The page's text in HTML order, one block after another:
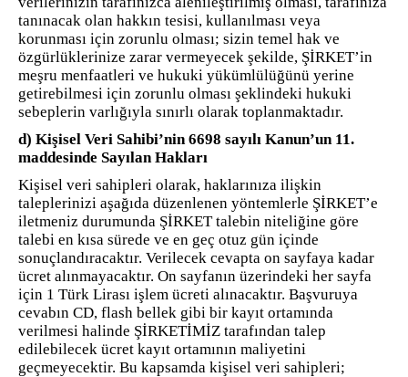
tanınacak olan hakkın tesisi, kullanılması veya
korunması için zorunlu olması; sizin temel hak ve
özgürlüklerinize zarar vermeyecek şekilde, ŞİRKET’in
meşru menfaatleri ve hukuki yükümlülüğünü yerine
getirebilmesi için zorunlu olması şeklindeki hukuki
sebeplerin varlığıyla sınırlı olarak toplanmaktadır.
d) Kişisel Veri Sahibi’nin 6698 sayılı Kanun’un 11.
maddesinde Sayılan Hakları
Kişisel veri sahipleri olarak, haklarınıza ilişkin
taleplerinizi aşağıda düzenlenen yöntemlerle ŞİRKET’e
iletmeniz durumunda ŞİRKET talebin niteliğine göre
talebi en kısa sürede ve en geç otuz gün içinde
sonuçlandıracaktır. Verilecek cevapta on sayfaya kadar
ücret alınmayacaktır. On sayfanın üzerindeki her sayfa
için 1 Türk Lirası işlem ücreti alınacaktır. Başvuruya
cevabın CD, flash bellek gibi bir kayıt ortamında
verilmesi halinde ŞİRKETİMİZ tarafından talep
edilebilecek ücret kayıt ortamının maliyetini
geçmeyecektir. Bu kapsamda kişisel veri sahipleri;